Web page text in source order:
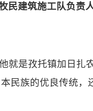
民建筑施工队负责
就是孜托镇加日扎
族的优良传统，